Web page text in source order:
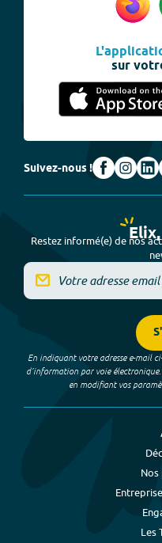
sur
Suivez-nous !
Restez informé(e) de nos
En indiquant votre adresse e-mail
d’information par voie
en modifiant vos
Nos
Les